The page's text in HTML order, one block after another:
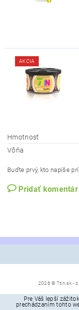
AKCIA
Hmotnosť
Vôňa
Buďte prvý, kto napíše
Pridať komentár
2026 © 7tin.sk - z
Pre Váš lepší
prechádzaním tohto